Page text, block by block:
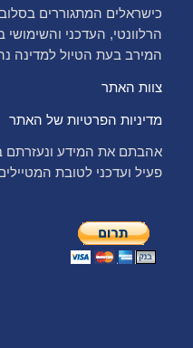
כישראלים המתגוררים
הרלוונטי, העדכני
המירב בעת הטיול למדינה
צוות האתר
מדיניות הפרטיות של האתר
אהבתם את המידע ונעזרתם
פעיל ועדכני לטובת